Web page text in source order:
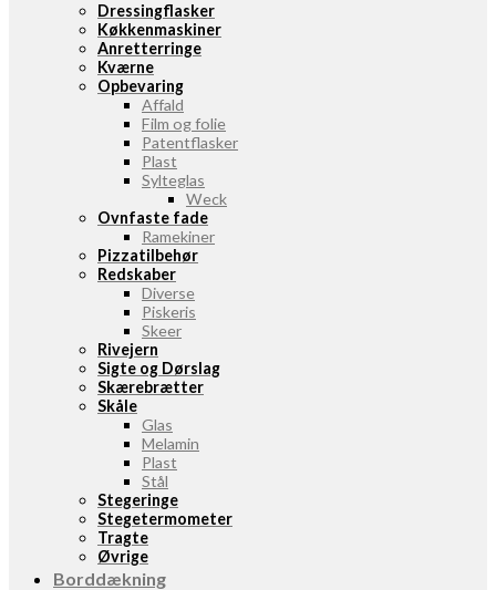
Dressingflasker
Køkkenmaskiner
Anretterringe
Kværne
Opbevaring
Affald
Film og folie
Patentflasker
Plast
Sylteglas
Weck
Ovnfaste fade
Ramekiner
Pizzatilbehør
Redskaber
Diverse
Piskeris
Skeer
Rivejern
Sigte og Dørslag
Skærebrætter
Skåle
Glas
Melamin
Plast
Stål
Stegeringe
Stegetermometer
Tragte
Øvrige
Borddækning